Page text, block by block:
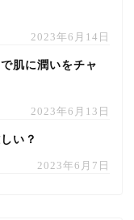
2023年6月14日
肌に潤いをチャ
2023年6月13日
い？
2023年6月7日